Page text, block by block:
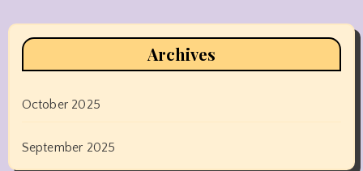
Archives
October 2025
September 2025